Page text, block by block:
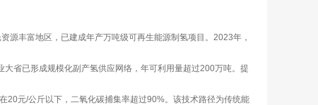
源丰富地区，已建成年产万吨级可再生能源制氢项目。2023年，
省已形成规模化副产氢供应网络，年可利用量超过200万吨。提
20元/公斤以下，二氧化碳捕集率超过90%。该技术路径为传统能